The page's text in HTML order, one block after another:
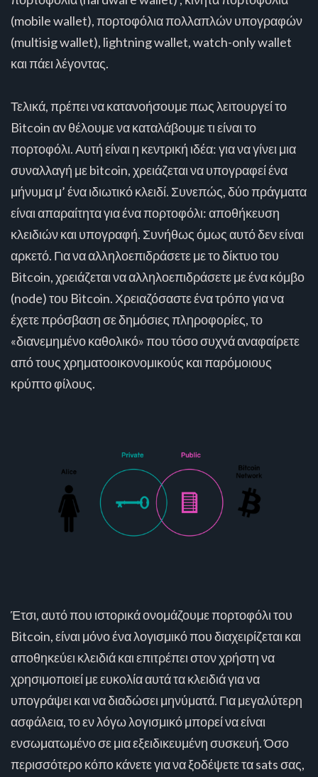
(mobile wallet), πορτοφόλια πολλαπλών υπογραφών
(multisig wallet), lightning wallet, watch-only wallet
και πάει λέγοντας.
Τελικά, πρέπει να κατανοήσουμε πως λειτουργεί το
Bitcoin αν θέλουμε να καταλάβουμε τι είναι το
πορτοφόλι. Αυτή είναι η κεντρική ιδέα: για να γίνει μια
συναλλαγή με bitcoin, χρειάζεται να υπογραφεί ένα
μήνυμα μ’ ένα ιδιωτικό κλειδί. Συνεπώς, δύο πράγματα
είναι απαραίτητα για ένα πορτοφόλι: αποθήκευση
κλειδιών και υπογραφή. Συνήθως όμως αυτό δεν είναι
αρκετό. Για να αλληλοεπιδράσετε με το δίκτυο του
Bitcoin, χρειάζεται να αλληλοεπιδράσετε με ένα κόμβο
(node) του Bitcoin. Χρειαζόσαστε ένα τρόπο για να
έχετε πρόσβαση σε δημόσιες πληροφορίες, το
«διανεμημένο καθολικό» που τόσο συχνά αναφαίρετε
από τους χρηματοοικονομικούς και παρόμοιους
κρύπτο φίλους.
Έτσι, αυτό που ιστορικά ονομάζουμε πορτοφόλι του
Bitcoin, είναι μόνο ένα λογισμικό που διαχειρίζεται και
αποθηκεύει κλειδιά και επιτρέπει στον χρήστη να
χρησιμοποιεί με ευκολία αυτά τα κλειδιά για να
υπογράψει και να διαδώσει μηνύματά. Για μεγαλύτερη
ασφάλεια, το εν λόγω λογισμικό μπορεί να είναι
ενσωματωμένο σε μια εξειδικευμένη συσκευή. Όσο
περισσότερο κόπο κάνετε για να ξοδέψετε τα sats σας,